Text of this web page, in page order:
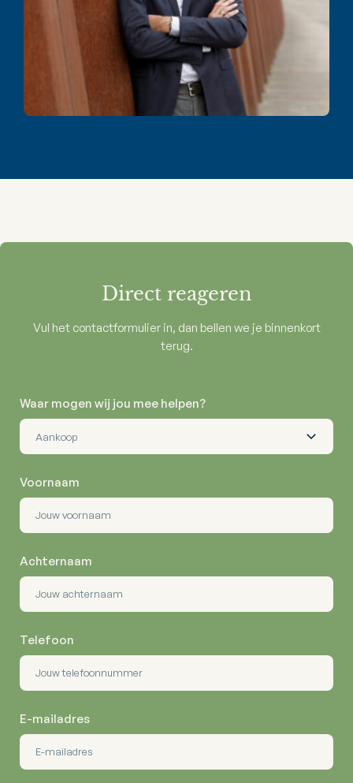
Direct reageren
Vul het contactformulier in, dan bellen we je binnenkort
terug.
Waar mogen wij jou mee helpen?
Voornaam
Achternaam
Telefoon
E-mailadres